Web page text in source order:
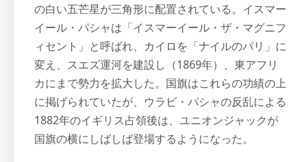
の白い五芒星が三角形に配置されている。イスマー
イール・パシャは「イスマーイール・ザ・マグニフ
ィセント」と呼ばれ、カイロを「ナイルのパリ」に
変え、スエズ運河を建設し（1869年）、東アフリ
カにまで勢力を拡大した。国旗はこれらの功績の上
に掲げられていたが、ウラビ・パシャの反乱による
1882年のイギリス占領後は、ユニオンジャックが
国旗の横にしばしば登場するようになった。